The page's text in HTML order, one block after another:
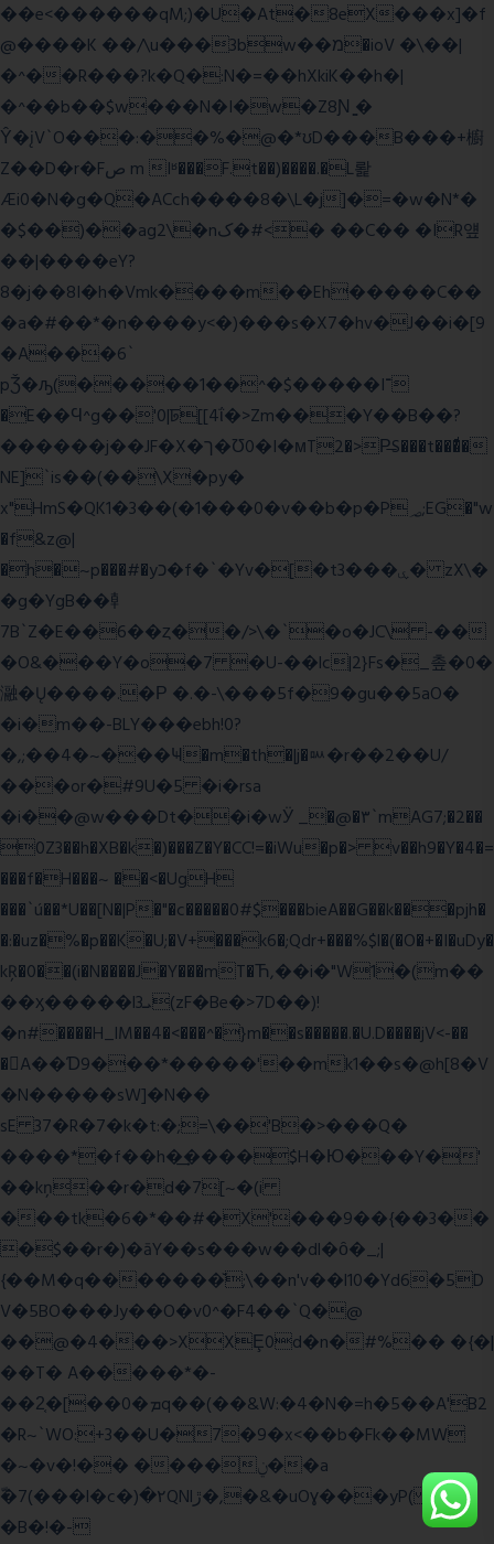
��e<������qM;)�U�At�8eX���x]�f
@����K ��/\u���3bw��מ�ioV �\��|
�^��R���?k�Q�:N�=��hXkiK��h�|
�^��b��$w���N�I�w�Z8Ɲ ͚�
Ŷ�įV`O���:��%�@�*ʊD���B���+櫥
Z��D�r�Fص m Iʶ���F.t��)����.�L뢅
Æi0�N�g�Q�ACch����8�\L�j]�=�w�N*�
�$��)��ag2\�nک�#<� ��C�� �IR얲
��|����eY?
8�j��8I�h�Vmk����m��Eh�����C��
�a�#��*�n����y<�)���s�X7�hv�J��i�[9
�A���6`
pǮ�ԡ(�����1��^�$�����I־
�E��Ϥ^g��'0|ꠓ[[4ΐ�>Zm���Y��B��?
������j��JF�X�ך�Ʊ0�I�мT2�>P̶S���t���ͩ�
NE]`is��(��\X�py�
x"HmS�QK1�3��(�1���0�v��b�p�P؃;EG�"w
�f&z@|
�h�~p���#�yכ�f�`�Yv�[�t3���ۑ� zX\�
�g�YgB��龺
7B`Z�E��6��ȥ��/>\�`�o�JC\ -��
�O&���Y�o�7 �U-��lc|2}Fs�_촢�0�
瀜�Ų����.�Ρ �.�-\���5f�9�gu��5aO�
�i�m��-BLY���ebh!0?
�,;��4�~���Ҹ�m�th�|j�ᇞ�r��2��U/
���or�#9U�5 �i�rsa
�i��@w���Dt��i�wӰ _�@�٣`mAG7;�2��
0Z3��h�XB�k�)���Z�Y�CC!=�iWu�p�> v��h9�Y�4�=
���f�H���~ ��<�UgH
���`ú��*U��[N�|P�"�c�����0#$���bieA��G��k���pjh�
�:�uz�%�p��K�U;�V+���k6�;Qdr+���%$l�(�O�+�I�uDy�
kŖ�0��(i�N����J�Y���mT�Ћ,��i�"W1�(m��
��ӽ�����l3ܝ(zF�Be�>7D��)!
�n#����H_lM��4�<���^�}m��s�����.�U.D����jV<-��
�A��Ɗ9���*�����'��mk1��s�@h[8�V
�N�����sW]�N��
sE 37�R�7�k�t:�;=\��'B�>���Q�
����*�f��h�͢����$H�Ю���Y�'
��kņ��r�d�7[~�(i
���tk�6�*��#�X'���9��{��3��
�$��r�)�āY��s���w��dl�ȏ�_;|
{��M�q�������̆;\��n'v��l10�Yd6�5D
V�5BO���Jy��O�v0^�F4��`Q�@
��@�4���>XXȨ0d�n�#%�� �{�|
��T� A�����*�-
��2͔�[��0�ܡq��(��&W:�4�N�=h�5��A'B2
�R~`WO:+3��U�7�9�x<��b�Fk��MW
�~�v�!�� ����ݧ��a
ّ�7(���l�c�)�۲QNlڙ�,�&�uOɣ���yP( z�D|
�B�!�-